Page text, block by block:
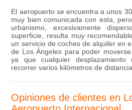
El aeropuerto se encuentra a unos
muy bien comunicada con esta,
urbanismo, excesivamente
superficie, resulta muy
un servicio de coches de alquiler en
de Los Ángeles para poder
ya que cualquier desplazamiento
recorrer varios kilómetros de distancia.
Opiniones de clientes en